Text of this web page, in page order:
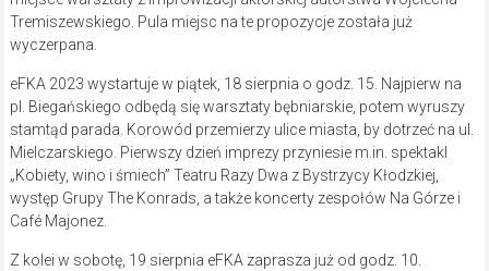
Tremiszewskiego. Pula miejsc na te propozycje została już
wyczerpana.
eFKA 2023 wystartuje w piątek, 18 sierpnia o godz. 15. Najpierw na
pl. Biegańskiego odbędą się warsztaty bębniarskie, potem wyruszy
stamtąd parada. Korowód przemierzy ulice miasta, by dotrzeć na ul.
Mielczarskiego. Pierwszy dzień imprezy przyniesie m.in. spektakl
„Kobiety, wino i śmiech” Teatru Razy Dwa z Bystrzycy Kłodzkiej,
występ Grupy The Konrads, a także koncerty zespołów Na Górze i
Café Majonez.
Z kolei w sobotę, 19 sierpnia eFKA zaprasza już od godz. 10.